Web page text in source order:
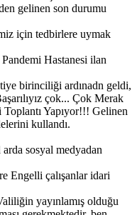
gelinen son durumu
için tedbirlere uymak
Hastanesi ilan
birinciliği ardınadn geldi,
çok... Çok Merak
Yapıyor!!! Gelinen
kullandı.
sosyal medyadan
Engelli çalışanlar idari
yayınlamış olduğu